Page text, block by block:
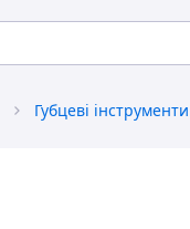
Губцеві інструменти